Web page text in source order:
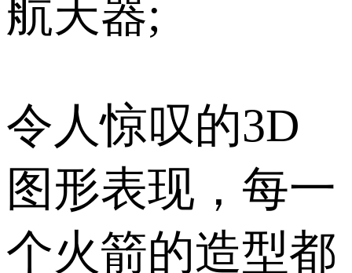
航天器;
令人惊叹的3D
图形表现，每一
个火箭的造型都